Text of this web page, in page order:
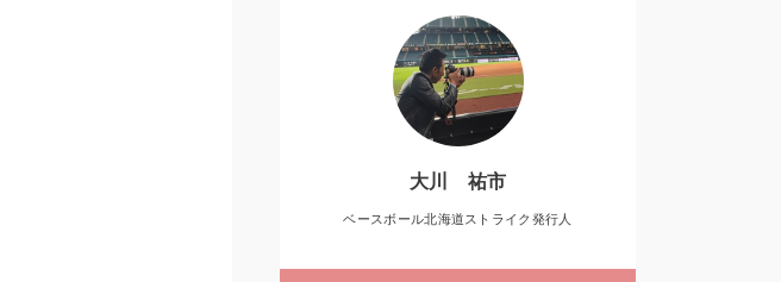
大川 祐市
ベースボール北海道ストライク発行人